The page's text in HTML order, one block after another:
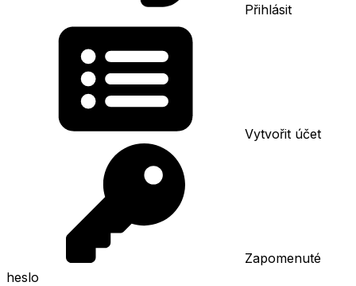
Přihlásit
Vytvořit účet
Zapomenuté
heslo